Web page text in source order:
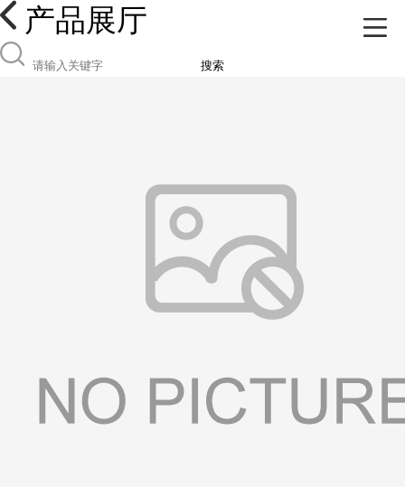
产品展厅
搜索